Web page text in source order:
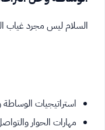
السلام ليس مجرد غياب
استراتيجيات الوساطة
مهارات الحوار